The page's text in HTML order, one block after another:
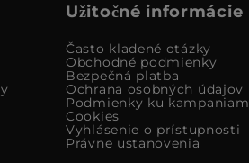
Užitočné informácie
Často kladené otázky
Obchodné podmienky
Bezpečná platba
Ochrana osobných údajov
Podmienky ku kampaniam
Cookies
Vyhlásenie o prístupnosti
Právne ustanovenia